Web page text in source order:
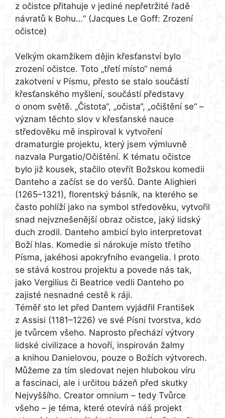
z očistce přitahuje v jediné nepřetržité řadě
návratů k Bohu…“ (Jacques Le Goff: Zrození
očistce)
Velkým okamžikem dějin křesťanství bylo
zrození očistce. Toto „třetí místo“ nemá
zakotvení v Písmu, přesto se stalo součástí
křesťanského myšlení, součástí představy
o onom světě. „Čistota“, „očista“, „očištění se“ –
význam těchto slov v křesťanské nauce
středověku mě inspiroval k vytvoření
dramaturgie projektu, který jsem výmluvně
nazvala Purgatio/Očištění. K tématu očistce
bylo již kousek, stačilo otevřít Božskou komedii
Danteho a začíst se do veršů. Dante Alighieri
(1265–1321), florentský básník, na kterého se
často pohlíží jako na symbol středověku, vytvořil
snad nejvznešenější obraz očistce, jaký lidský
duch zrodil. Danteho ambicí bylo interpretovat
Boží hlas. Komedie si nárokuje místo třetího
Písma, jakéhosi apokryfního evangelia. I proto
se stává kostrou projektu a povede nás tak,
jako Vergilius či Beatrice vedli Danteho po
zajisté nesnadné cestě k ráji.
Téměř sto let před Dantem vyjádřil František
z Assisi (1181–1226) ve své Písni tvorstva, kdo
je tvůrcem všeho. Naprosto přechází výtvory
lidské civilizace a hovoří, inspirován žalmy
a knihou Danielovou, pouze o Božích výtvorech.
Můžeme za tím sledovat nejen hlubokou víru
a fascinaci, ale i určitou bázeň před skutky
Nejvyššího. Creator omnium – tedy Tvůrce
všeho – je téma, které otevírá náš projekt